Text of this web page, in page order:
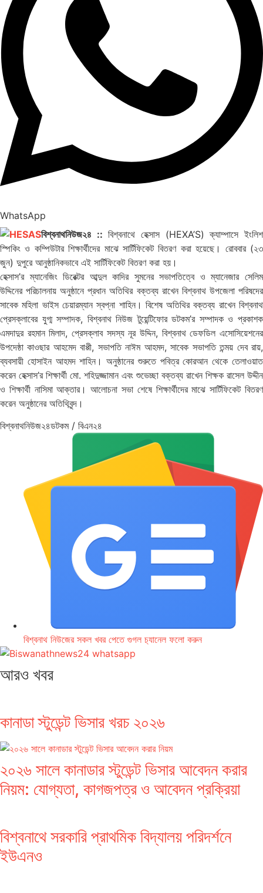
WhatsApp
বিশ্বনাথনিউজ২৪ :: বিশ্বনাথে হেক্সাস (HEXA’S) ক্যাম্পাসে ইংলিশ
স্পিকিং ও কম্পিউটার শিক্ষার্থীদের মাঝে সার্টিফিকেট বিতরণ করা হয়েছে। রোববার (২৩
জুন) দুপুরে আনুষ্ঠানিকভাবে এই সার্টিফিকেট বিতরণ করা হয়।
হেক্সাস’র ম্যানেজিং ডিরেক্টর আব্দুল কাদির সুমনের সভাপতিত্বে ও ম্যানেজার সেলিম
উদ্দিনের পরিচালনায় অনুষ্ঠানে প্রধান অতিথির বক্তব্য রাখেন বিশ্বনাথ উপজেলা পরিষদের
সাবেক মহিলা ভাইস চেয়ারম্যান স্বপ্না শাহিন। বিশেষ অতিথির বক্তব্য রাখেন বিশ্বনাথ
প্রেসক্লাবের যুগ্ম সম্পাদক, বিশ্বনাথ নিউজ টুয়েন্টিফোর ডটকম’র সম্পাদক ও প্রকাশক
এমদাদুর রহমান মিলাদ, প্রেসক্লাব সদস্য নূর উদ্দিন, বিশ্বনাথ ডেফডিল এসোসিয়েশনের
উপদেষ্ঠা কাওছার আহমেদ বাপ্পী, সভাপতি নাঈম আহমদ, সাবেক সভাপতি তন্ময় দেব রায়,
ব্যবসায়ী হোসাইন আহমদ শাহিন। অনুষ্ঠানের শুরুতে পবিত্র কোরআন থেকে তেলাওয়াত
করেন হেক্সাস’র শিক্ষার্থী মো. শহিদুজ্জামান এবং শুভেচ্ছা বক্তব্য রাখেন শিক্ষক রাসেল উদ্দীন
ও শিক্ষার্থী নাসিমা আক্তার। আলোচনা সভা শেষে শিক্ষার্থীদের মাঝে সার্টিফিকেট বিতরণ
করেন অনুষ্ঠানের অতিথিবৃন্দ।
বিশ্বনাথনিউজ২৪ডটকম / বিএন২৪
বিশ্বনাথ নিউজের সকল খবর পেতে গুগল চ‌্যানেল ফলো করুন
আরও খবর
কানাডা স্টুডেন্ট ভিসার খরচ ২০২৬
২০২৬ সালে কানাডার স্টুডেন্ট ভিসার আবেদন করার
নিয়ম: যোগ্যতা, কাগজপত্র ও আবেদন প্রক্রিয়া
বিশ্বনাথে সরকারি প্রাথমিক বিদ্যালয় পরিদর্শনে
ইউএনও